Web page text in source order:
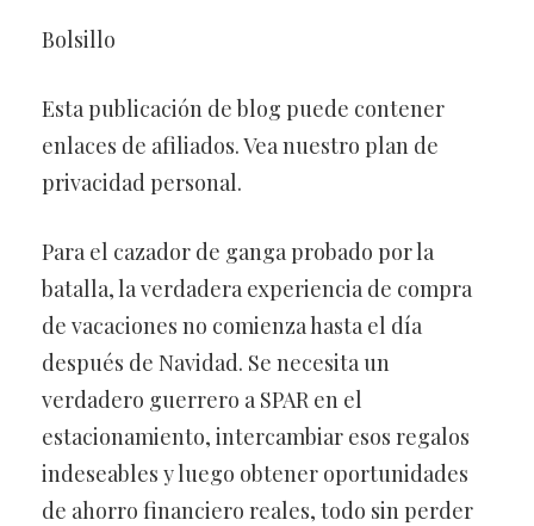
Bolsillo
Esta publicación de blog puede contener
enlaces de afiliados. Vea nuestro plan de
privacidad personal.
Para el cazador de ganga probado por la
batalla, la verdadera experiencia de compra
de vacaciones no comienza hasta el día
después de Navidad. Se necesita un
verdadero guerrero a SPAR en el
estacionamiento, intercambiar esos regalos
indeseables y luego obtener oportunidades
de ahorro financiero reales, todo sin perder